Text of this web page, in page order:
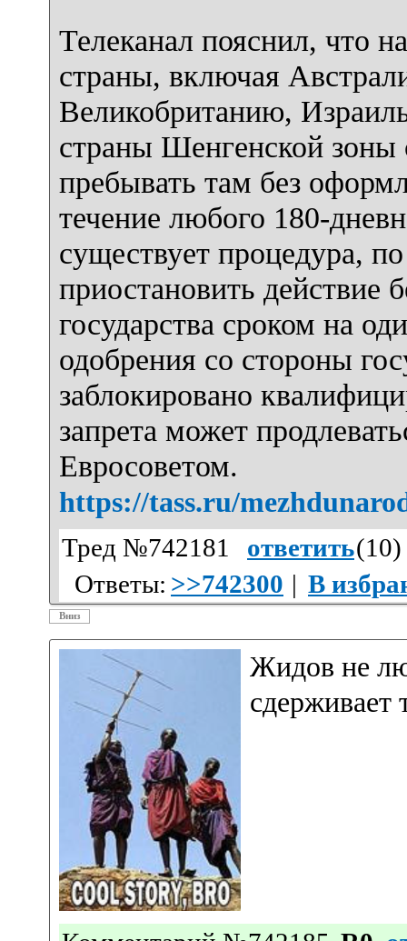
Телеканал пояснил, что
страны, включая
Великобританию,
страны Шенгенской зоны
пребывать там без
течение любого 180-
существует процедура,
приостановить действие
государства сроком на
одобрения со стороны
заблокировано
запрета может
Евросоветом.
https://tass.ru/
Тред №742181 ответить(10)
Ответы: >>742300 | В
Вниз
Жидов не
сдерживает